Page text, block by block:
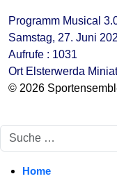
Programm Musical
Samstag, 27. Juni
Aufrufe : 1031
Ort Elsterwerda
© 2026
Suchen
Home